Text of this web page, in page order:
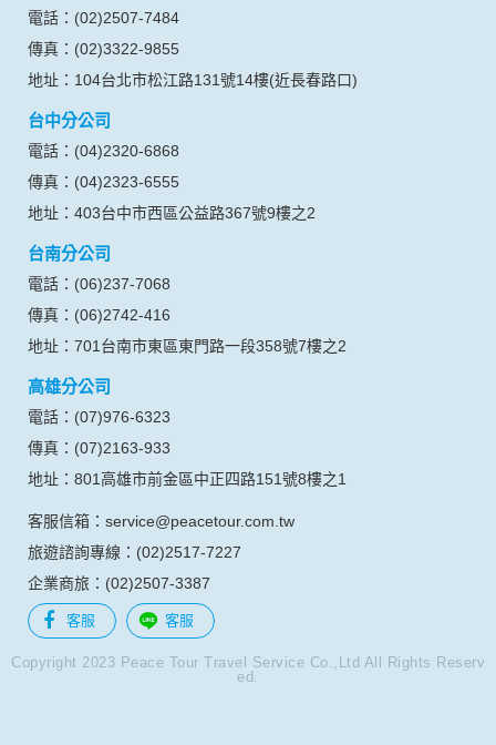
贈獎時，本網站會收集您的個人識別資料，本網站也可以從商
業夥伴處取得個人資料。
當客戶在本網站註冊時，我們會取得您的姓名、電話、住址、
身份證字號、電子郵件、出生日期、性別、行業等相關資料，
料。註冊時，本網站取得您的姓名、電話、住址、身份證字
號、電子郵件、出生日期、性別、行業等相關資料，當您註冊
成功，並登入使用我們的服務後，本網站即取得您的資料。
其他除了上述，會保留您在上網瀏覽或查詢時，伺服器自行產
生的相關記錄，包括您使用連線設備的 IP 位址、使用時間、使
的瀏覽器予以標示，歸納使用者瀏覽器在本網站內部所瀏覽的
網頁，除非您願意告知您的個人資料，否則本網站不會也無法
將此項記錄和您對應。請您注意，在本網站網刊登廣告之廠
商，或與連結本網站，也可能蒐集您個人的資料。對於您主動
提供的個人資訊，這些廣告廠商、或連結網站有其個別的私權
公司不負任何連帶責任。
本網站將在事前或註冊登錄取得您的同意後，傳送商業性資料
或電子郵件給您。本公司除了在該資料或電子郵件上註明是由
本公司發送，也會在該資料或電子郵件上提供您能隨時停止接
收這些資料或電子郵件的方法及說明。
資料使用:
本公司不會向任何人出售或出借您的個人識別資料。
資料：
1.遵守法令或政府機關的要求；或我們發覺您在網站上的行為
違反本公司旗下網站的會員條款或產品、服務的特定使用指
南。
2.為了保護使用者個人隱私，我們無法為您查詢其他使用者的
電話：(02)2507-7484
傳真：(02)3322-9855
地址：104台北市松江路131號14樓(近長春路口)
台中分公司
電話：(04)2320-6868
傳真：(04)2323-6555
地址：403台中市西區公益路367號9樓之2
台南分公司
電話：(06)237-7068
傳真：(06)2742-416
地址：701台南市東區東門路一段358號7樓之2
高雄分公司
電話：(07)976-6323
傳真：(07)2163-933
地址：801高雄市前金區中正四路151號8樓之1
客服信箱：service@peacetour.com.tw
旅遊諮詢專線：(02)2517-7227
企業商旅：(02)2507-3387
客服 客服
Copyright 2023 Peace Tour Travel Service Co.,Ltd All Rights Reserv
ed.